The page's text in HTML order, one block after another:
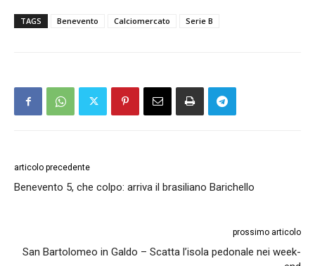
TAGS Benevento Calciomercato Serie B
articolo precedente
Benevento 5, che colpo: arriva il brasiliano Barichello
prossimo articolo
San Bartolomeo in Galdo – Scatta l’isola pedonale nei week-